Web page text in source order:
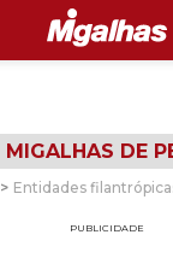
MIGALHAS DE
> Entidades
PUBLICIDADE